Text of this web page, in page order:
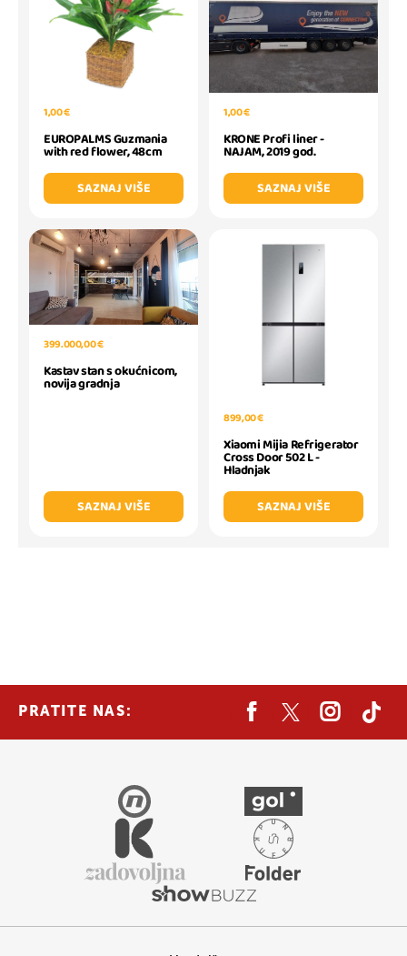
1,00 €
EUROPALMS Guzmania
with red flower, 48cm
SAZNAJ VIŠE
1,00 €
KRONE Profi liner -
NAJAM, 2019 god.
SAZNAJ VIŠE
399.000,00 €
Kastav stan s okućnicom,
novija gradnja
SAZNAJ VIŠE
899,00 €
Xiaomi Mijia Refrigerator
Cross Door 502 L -
Hladnjak
SAZNAJ VIŠE
PRATITE NAS: